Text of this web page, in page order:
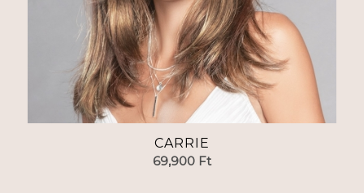
CARRIE
69,900 Ft